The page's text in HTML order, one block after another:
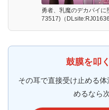
勇者、乳魔のデカパイ
73517)（
鼓膜を叩
その耳で直接受け止める
めるなら